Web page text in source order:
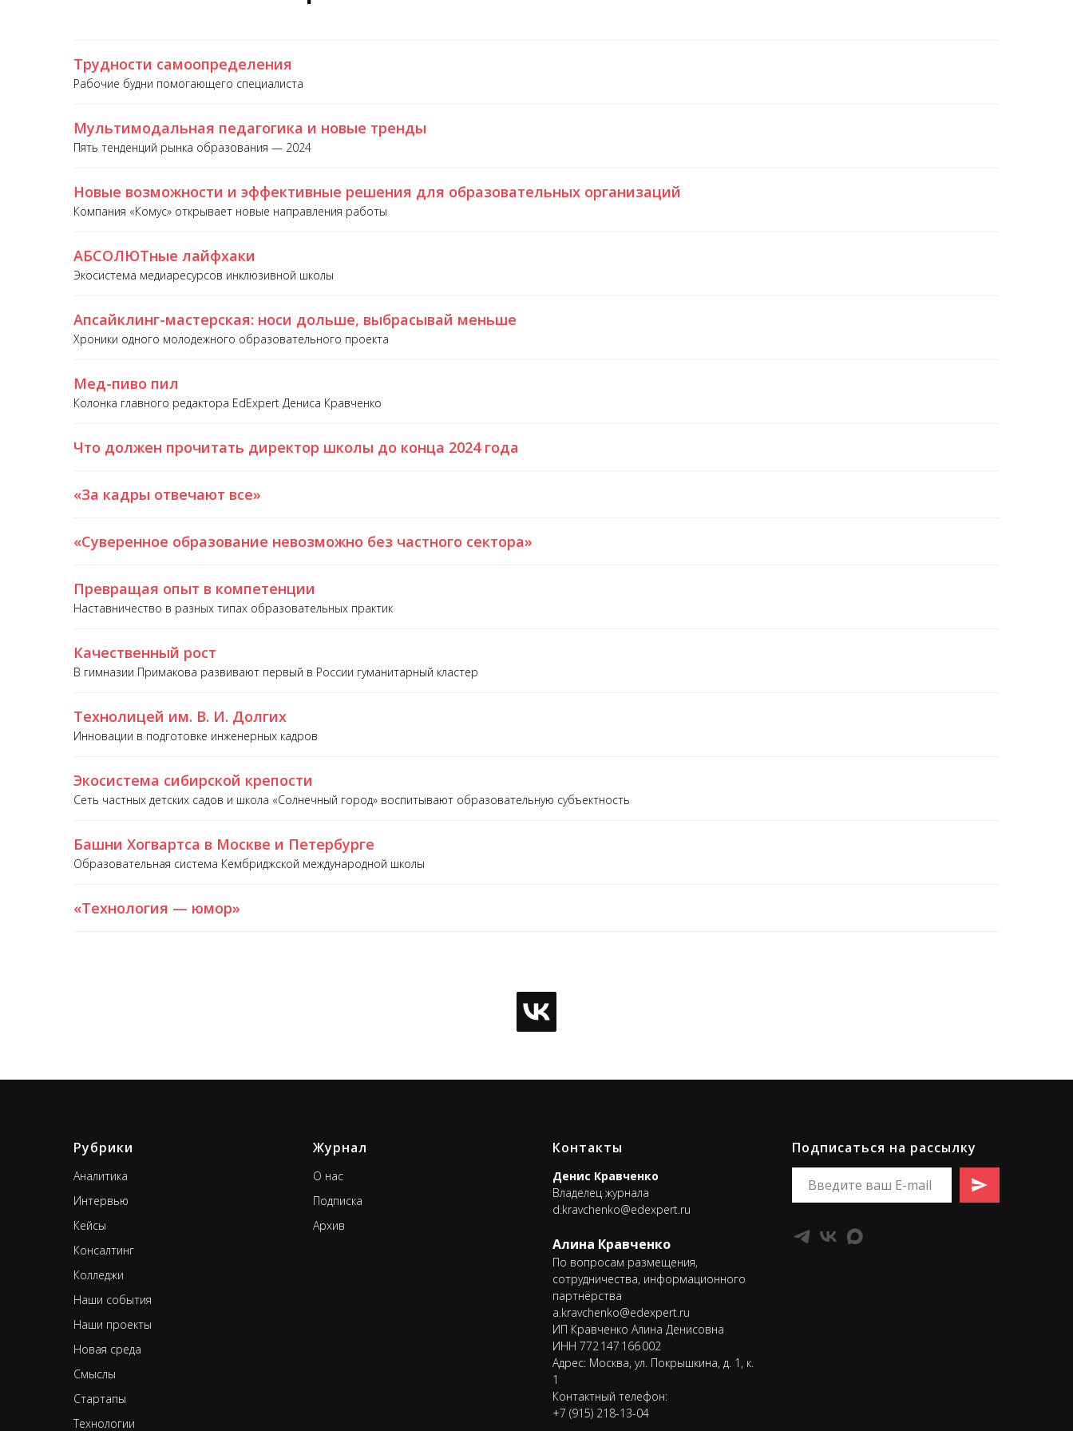
Трудности самоопределения
Рабочие будни помогающего специалиста
Мультимодальная педагогика и новые тренды
Пять тенденций рынка образования — 2024
Новые возможности и эффективные решения для образовательных организаций
Компания «Комус» открывает новые направления работы
АБСОЛЮТные лайфхаки
Экосистема медиаресурсов инклюзивной школы
Апсайклинг-мастерская: носи дольше, выбрасывай меньше
Хроники одного молодежного образовательного проекта
Мед-пиво пил
Колонка главного редактора EdExpert Дениса Кравченко
Что должен прочитать директор школы до конца 2024 года
«За кадры отвечают все»
«Суверенное образование невозможно без частного сектора»
Превращая опыт в компетенции
Наставничество в разных типах образовательных практик
Качественный рост
В гимназии Примакова развивают первый в России гуманитарный кластер
Технолицей им. В. И. Долгих
Инновации в подготовке инженерных кадров
Экосистема сибирской крепости
Сеть частных детских садов и школа «Солнечный город» воспитывают образовательную субъектность
Башни Хогвартса в Москве и Петербурге
Образовательная система Кембриджской международной школы
«Технология — юмор»
Рубрики
Аналитика
Интервью
Кейсы
Консалтинг
Колледжи
Наши события
Наши проекты
Новая среда
Смыслы
Стартапы
Технологии
Журнал
О нас
Подписка
Архив
Контакты
Денис Кравченко
Владелец журнала
d.kravchenko@edexpert.ru
Алина Кравченко
По вопросам размещения,
сотрудничества, информационного
партнёрства
a.kravchenko@edexpert.ru
ИП Кравченко Алина Денисовна
ИНН 772 147 166 002
Адрес: Москва, ул. Покрышкина, д. 1, к.
1
Контактный телефон:
+7 (915) 218-13-04
Подписаться на рассылку